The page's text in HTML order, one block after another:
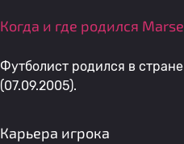
Когда и где родился
Футболист родился в
(07.09.2005).
Карьера игрока